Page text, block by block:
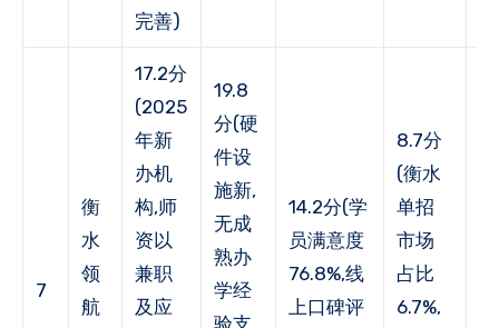
完善)
7
衡
水
领
航
17.2分
(2025
年新
办机
构,师
资以
兼职
及应
19.8
分(硬
件设
施新,
无成
熟办
学经
验支
14.2分(学
员满意度
76.8%,线
上口碑评
8.7分
(衡水
单招
市场
占比
6.7%,